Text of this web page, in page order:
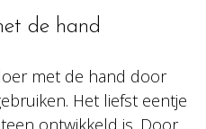
de hand
met de hand door
Het liefst eentje
ontwikkeld is. Door